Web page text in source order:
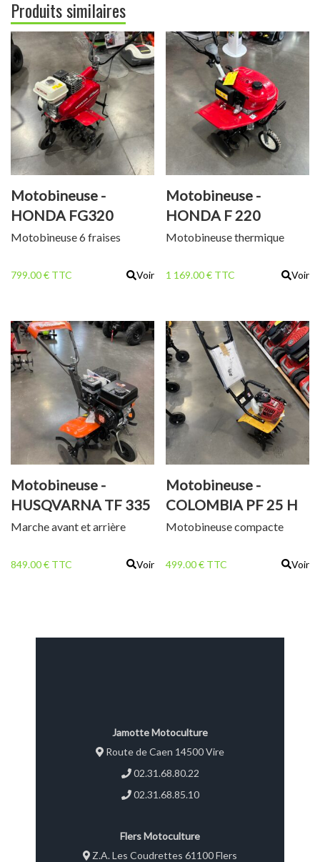
Produits similaires
Motobineuse -
HONDA FG320
Motobineuse 6 fraises
799.00 € TTC Voir
Motobineuse -
HONDA F 220
Motobineuse thermique
1 169.00 € TTC Voir
Motobineuse -
HUSQVARNA TF 335
Marche avant et arrière
849.00 € TTC Voir
Motobineuse -
COLOMBIA PF 25 H
Motobineuse compacte
499.00 € TTC Voir
Jamotte Motoculture
Route de Caen 14500 Vire
02.31.68.80.22
02.31.68.85.10
Flers Motoculture
Z.A. Les Coudrettes 61100 Flers